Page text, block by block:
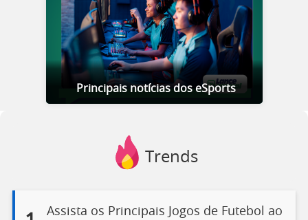
Principais notícias dos eSports
Trends
Assista os Principais Jogos de Futebol ao